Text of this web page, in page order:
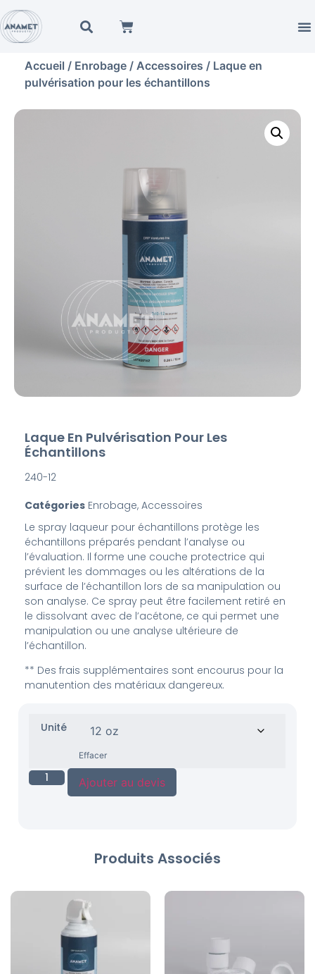
Accueil / Enrobage / Accessoires / Laque en
pulvérisation pour les échantillons
Laque En Pulvérisation Pour Les
Échantillons
240-12
Catégories Enrobage, Accessoires
Le spray laqueur pour échantillons protège les
échantillons préparés pendant l’analyse ou
l’évaluation. Il forme une couche protectrice qui
prévient les dommages ou les altérations de la
surface de l’échantillon lors de sa manipulation ou
son analyse. Ce spray peut être facilement retiré en
le dissolvant avec de l’acétone, ce qui permet une
manipulation ou une analyse ultérieure de
l’échantillon.
** Des frais supplémentaires sont encourus pour la
manutention des matériaux dangereux.
Unité
Effacer
Ajouter au devis
Produits Associés